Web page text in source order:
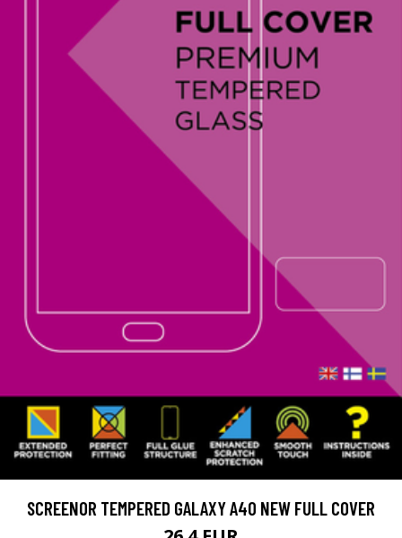
SCREENOR TEMPERED GALAXY A40 NEW FULL COVER